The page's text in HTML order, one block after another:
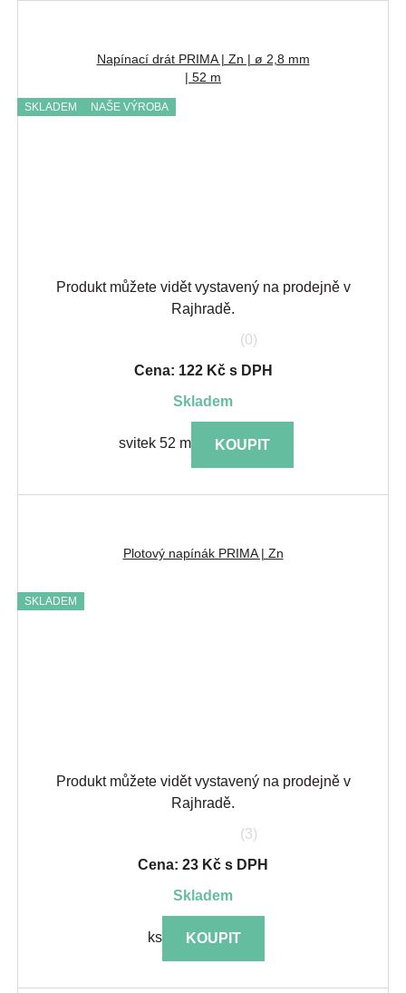
Napínací drát PRIMA | Zn | ø 2,8 mm
| 52 m
SKLADEM NAŠE VÝROBA
Produkt můžete vidět vystavený na prodejně v
Rajhradě.
(0)
Cena: 122 Kč s DPH
skladem
svitek 52 m KOUPIT
Plotový napínák PRIMA | Zn
SKLADEM
Produkt můžete vidět vystavený na prodejně v
Rajhradě.
(3)
Cena: 23 Kč s DPH
skladem
ks KOUPIT